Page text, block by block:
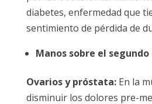
diabetes, enfermedad que
sentimiento de pérdida de
Manos sobre el
Ovarios y próstata:En la
disminuir los dolores pre-